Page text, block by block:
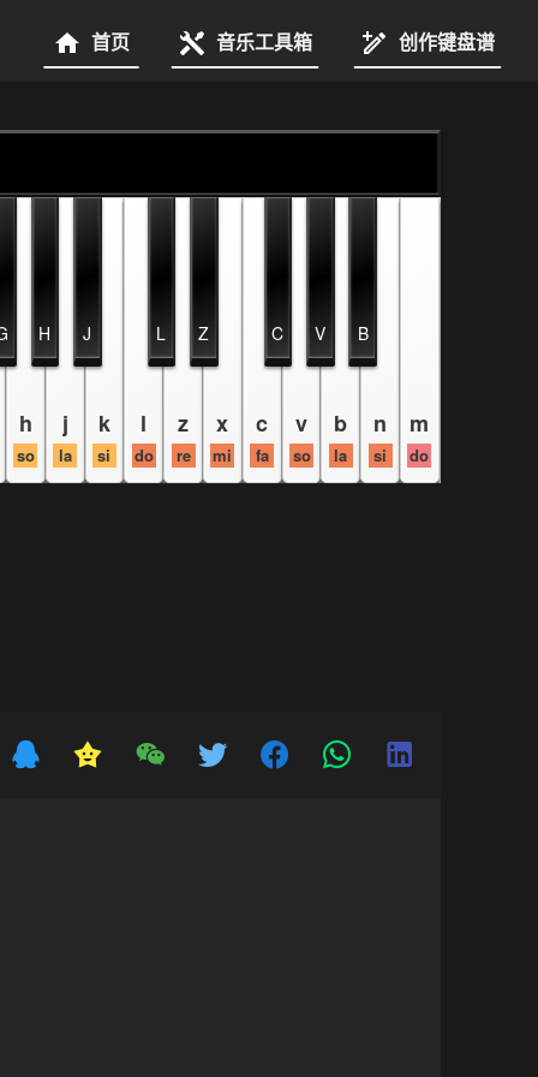
首页 音乐工具箱 创作键盘谱
h
so
j
la
k
si
l
do
z
re
x
mi
c
fa
v
so
b
la
n
si
m
do
H J L Z C V B